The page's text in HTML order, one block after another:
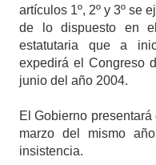
artículos 1º, 2º y 3º se
de lo dispuesto en
estatutaria que a
expedirá el Congreso
junio del año 2004.
El Gobierno
marzo del mismo
insistencia.